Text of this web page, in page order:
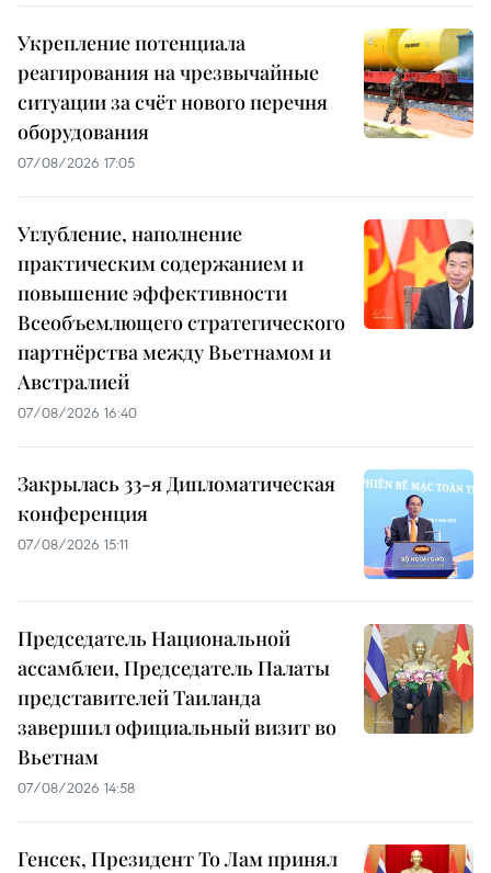
Укрепление потенциала
реагирования на чрезвычайные
ситуации за счёт нового перечня
оборудования
07/08/2026 17:05
Углубление, наполнение
практическим содержанием и
повышение эффективности
Всеобъемлющего стратегического
партнёрства между Вьетнамом и
Австралией
07/08/2026 16:40
Закрылась 33-я Дипломатическая
конференция
07/08/2026 15:11
Председатель Национальной
ассамблеи, Председатель Палаты
представителей Таиланда
завершил официальный визит во
Вьетнам
07/08/2026 14:58
Генсек, Президент То Лам принял